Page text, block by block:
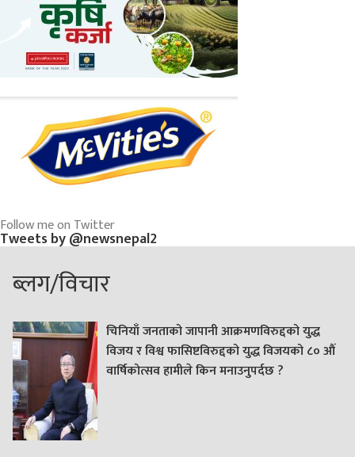
Follow me on Twitter
Tweets by @newsnepal2
ब्लग/विचार
चिनियाँ जनताको जापानी आक्रमणविरुद्दको युद्ध
विजय र विश्व फासिष्टविरुद्दको युद्ध विजयको ८० औं
वार्षिकोत्सव हामीले किन मनाउनुपर्दछ ?